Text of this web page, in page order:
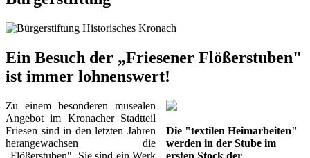
Ein Besuch der „Friesener Flößerstuben"
ist immer lohnenswert!
Die "textilen Heimarbeiten"
werden in der Stube im
ersten Stock der
Zu einem besonderen musealen
Angebot im Kronacher Stadtteil
Friesen sind in den letzten Jahren
herangewachsen die
„Flößerstuben". Sie sind ein Werk